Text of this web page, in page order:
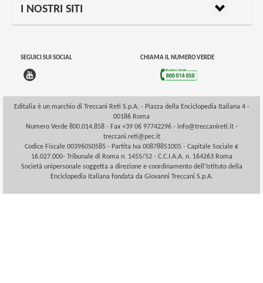
I NOSTRI SITI
SEGUICI SUI SOCIAL CHIAMA IL NUMERO VERDE
Editalia è un marchio di Treccani Reti S.p.A. - Piazza della Enciclopedia Italiana 4 -
00186 Roma
Numero Verde 800.014.858 - Fax +39 06 97742296 - info@treccanireti.it-
treccani.reti@pec.it
Codice Fiscale 00396050585 - Partita Iva 00878851005 - Capitale Sociale €
16.027.000- Tribunale di Roma n. 1455/52 - C.C.I.A.A. n. 164263 Roma
Società unipersonale soggetta a direzione e coordinamento dell’Istituto della
Enciclopedia Italiana fondata da Giovanni Treccani S.p.A.